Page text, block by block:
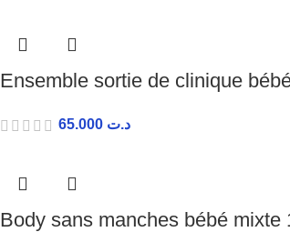
Ensemble sortie de clinique
د.ت
Body sans manches bébé mixte